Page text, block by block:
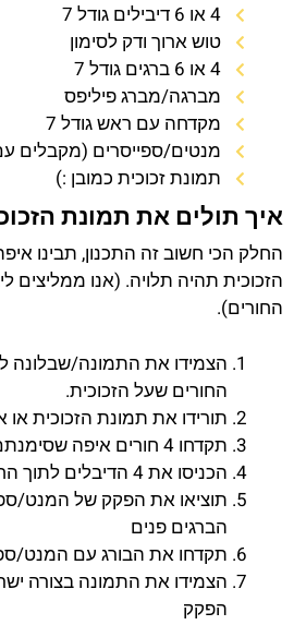
4 או 6 דיבילים גודל 7
טוש ארוך ודק לסימון
4 או 6 ברגים גודל 7
מברגה/מברג פיליפס
מקדחה עם ראש גודל 7
מנטים/ספייסרים (מקבלים
תמונת זכוכית כמובן :)
איך תולים את תמונת
החלק הכי חשוב זה התכנון, תבינו
הזכוכית תהיה תלויה. (אנו ממליצים
החורים).
הצמידו את התמונה/שבלונה
החורים שעל הזכוכית.
תורידו את תמונת הזכוכית
תקדחו 4 חורים איפה שסימנתם
הכניסו את 4 הדיבלים לתוך החורים
תוציאו את הפקק של המנט/
הברגים פנים
תקדחו את הבורג עם המנט/ספייסר ל-
הצמידו את התמונה בצורה
הפקק